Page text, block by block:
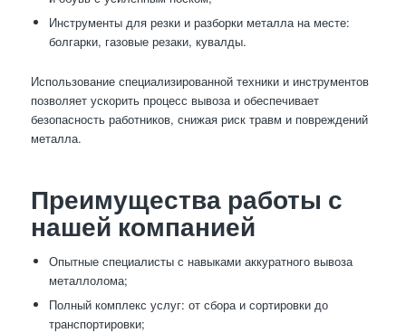
Инструменты для резки и разборки металла на месте:
болгарки, газовые резаки, кувалды.
Использование специализированной техники и инструментов
позволяет ускорить процесс вывоза и обеспечивает
безопасность работников, снижая риск травм и повреждений
металла.
Преимущества работы с
нашей компанией
Опытные специалисты с навыками аккуратного вывоза
металлолома;
Полный комплекс услуг: от сбора и сортировки до
транспортировки;